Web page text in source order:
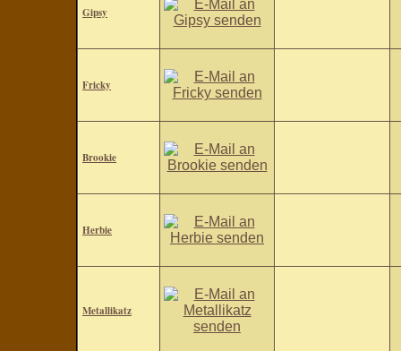
Gipsy
Fricky
Brookie
Herbie
Metallikatz